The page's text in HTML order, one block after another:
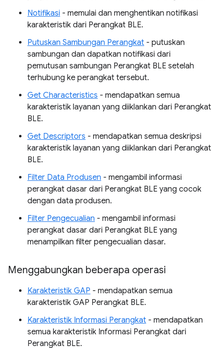
Notifikasi - memulai dan menghentikan notifikasi
karakteristik dari Perangkat BLE.
Putuskan Sambungan Perangkat - putuskan
sambungan dan dapatkan notifikasi dari
pemutusan sambungan Perangkat BLE setelah
terhubung ke perangkat tersebut.
Get Characteristics - mendapatkan semua
karakteristik layanan yang diiklankan dari Perangkat
BLE.
Get Descriptors - mendapatkan semua deskripsi
karakteristik layanan yang diiklankan dari Perangkat
BLE.
Filter Data Produsen - mengambil informasi
perangkat dasar dari Perangkat BLE yang cocok
dengan data produsen.
Filter Pengecualian - mengambil informasi
perangkat dasar dari Perangkat BLE yang
menampilkan filter pengecualian dasar.
Menggabungkan beberapa operasi
Karakteristik GAP - mendapatkan semua
karakteristik GAP Perangkat BLE.
Karakteristik Informasi Perangkat - mendapatkan
semua karakteristik Informasi Perangkat dari
Perangkat BLE.